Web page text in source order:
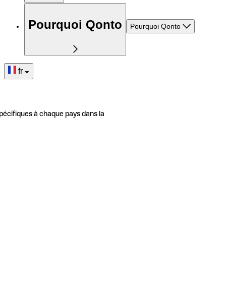
Pourquoi Qonto Pourquoi Qonto
fr
à chaque pays dans la